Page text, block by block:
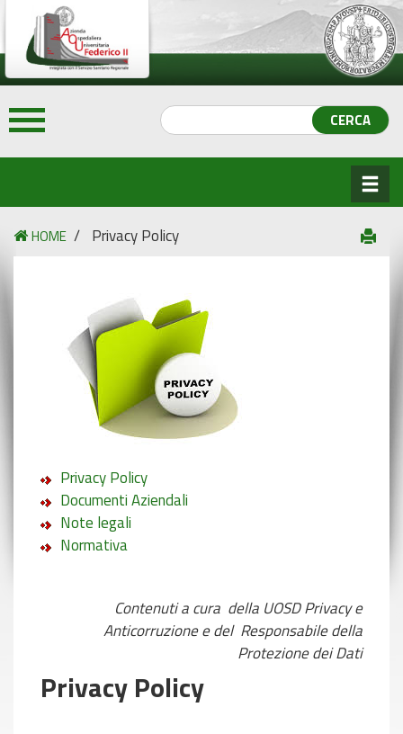
HOME / Privacy Policy
Privacy Policy
Documenti Aziendali
Note legali
Normativa
Contenuti a cura della UOSD Privacy e
Anticorruzione edel Responsabile della
Protezione dei Dati
Privacy Policy